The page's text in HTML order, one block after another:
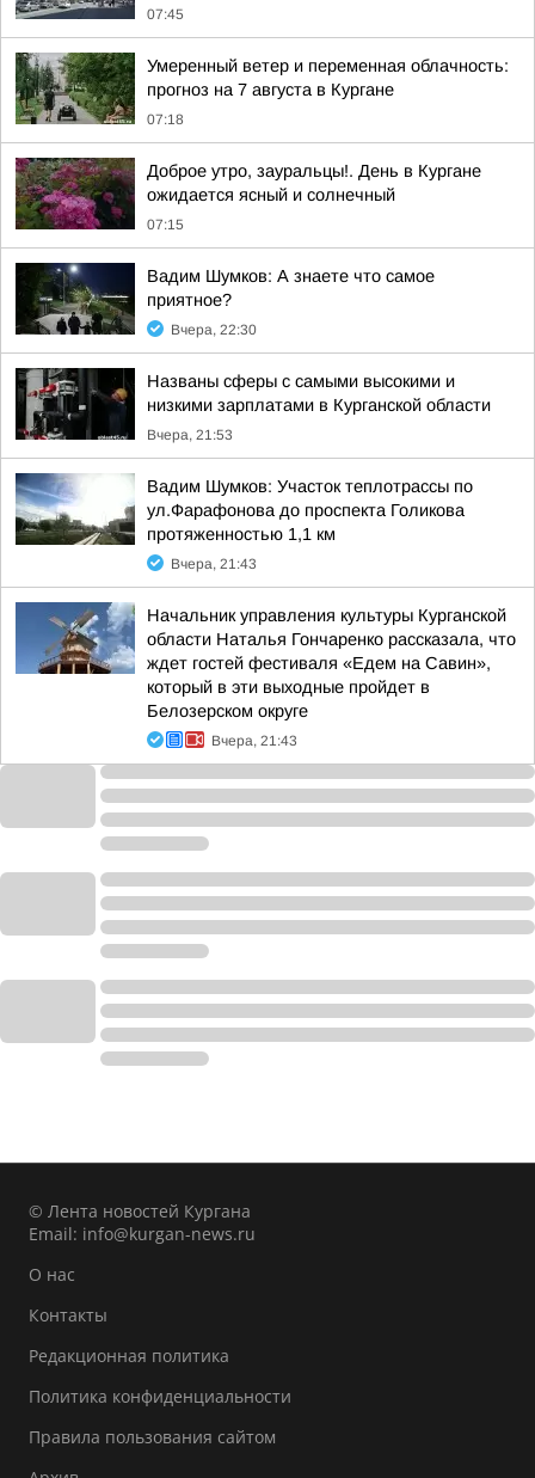
07:45
Умеренный ветер и переменная облачность:
прогноз на 7 августа в Кургане
07:18
Доброе утро, зауральцы!. День в Кургане
ожидается ясный и солнечный
07:15
Вадим Шумков: А знаете что самое
приятное?
Вчера, 22:30
Названы сферы с самыми высокими и
низкими зарплатами в Курганской области
Вчера, 21:53
Вадим Шумков: Участок теплотрассы по
ул.Фарафонова до проспекта Голикова
протяженностью 1,1 км
Вчера, 21:43
Начальник управления культуры Курганской
области Наталья Гончаренко рассказала, что
ждет гостей фестиваля «Едем на Савин»,
который в эти выходные пройдет в
Белозерском округе
Вчера, 21:43
© Лента новостей Кургана
Email: info@kurgan-news.ru
О нас
Контакты
Редакционная политика
Политика конфиденциальности
Правила пользования сайтом